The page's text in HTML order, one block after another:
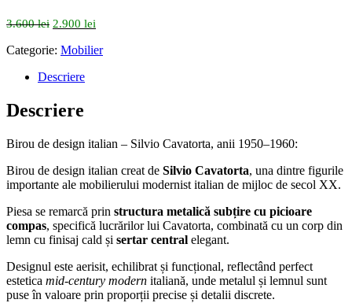
3.600lei Prețul
a
3.600 lei.
2.900 lei
este:
Categorie: Mobilier
Descriere
Descriere
Birou de design italian – Silvio Cavatorta, anii 1950–1960:
Birou de design italian creat de Silvio Cavatorta, una dintre figurile
importante ale mobilierului modernist italian de mijloc de secol XX.
Piesa se remarcă prin structura metalică subțire cu picioare
compas, specifică lucrărilor lui Cavatorta, combinată cu un corp din
lemn cu finisaj cald și sertar central elegant.
Designul este aerisit, echilibrat și funcțional, reflectând perfect
estetica mid-century modern italiană, unde metalul și lemnul sunt
puse în valoare prin proporții precise și detalii discrete.